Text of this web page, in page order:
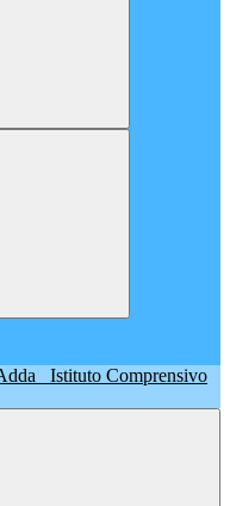
Istituto Comprensivo